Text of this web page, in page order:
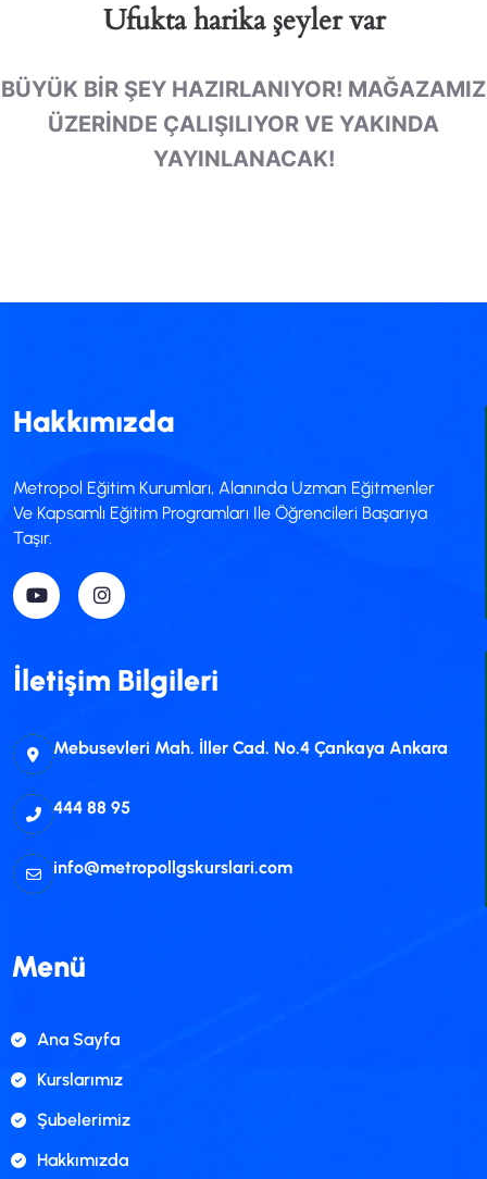
Ufukta harika şeyler var
BÜYÜK BIR ŞEY HAZIRLANIYOR! MAĞAZAMIZ
ÜZERINDE ÇALIŞILIYOR VE YAKINDA
YAYINLANACAK!
Hakkımızda
Metropol Eğitim Kurumları, Alanında Uzman Eğitmenler
Ve Kapsamlı Eğitim Programları Ile Öğrencileri Başarıya
Taşır.
İletişim Bilgileri
Mebusevleri Mah. İller Cad. No.4 Çankaya Ankara
444 88 95
info@metropollgskurslari.com
Menü
Ana Sayfa
Kurslarımız
Şubelerimiz
Hakkımızda